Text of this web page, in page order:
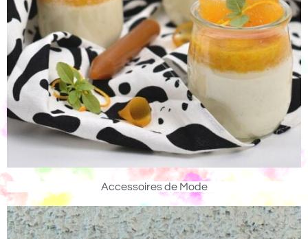
Accessoires de Mode